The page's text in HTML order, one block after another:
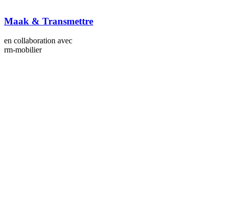
Maak & Transmettre
en collaboration avec
rm-mobilier